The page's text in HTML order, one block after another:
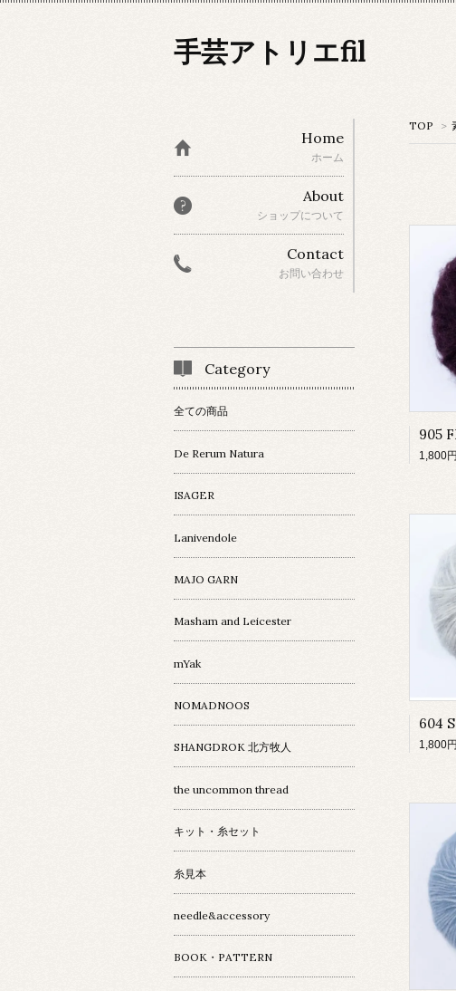
手芸アトリエfil
TOP >
905
1,800
1,800
Home
ホーム
About
ショップについて
Contact
お問い合わせ
Category
全ての商品
De Rerum Natura
ISAGER
Lanivendole
MAJO GARN
Masham and Leicester
mYak
NOMADNOOS
SHANGDROK 北方牧人
the uncommon thread
キット・糸セット
糸見本
needle&accessory
BOOK・PATTERN